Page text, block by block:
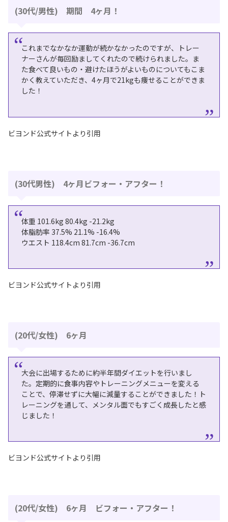
(30代/男性) 期間 4ヶ月！
これまでなかなか運動が続かなかったのですが、トレー
ナーさんが毎回励ましてくれたので続けられました。ま
た⾷べて良いもの・避けたほうがよいものについてもこま
かく教えていただき、4ヶ⽉で21kgも痩せることができま
した！
ビヨンド公式サイトより引用
(30代男性) 4ヶ月ビフォー・アフター！
体重 101.6kg 80.4kg -21.2kg
体脂肪率 37.5% 21.1% -16.4%
ウエスト 118.4cm 81.7cm -36.7cm
ビヨンド公式サイトより引用
(20代/女性) 6ヶ月
大会に出場するために約半年間ダイエットを行いまし
た。定期的に食事内容やトレーニングメニューを変える
ことで、停滞せずに大幅に減量することができました！ト
レーニングを通して、メンタル面でもすごく成長したと感
じました！
ビヨンド公式サイトより引用
(20代/女性) 6ヶ月 ビフォー・アフター！